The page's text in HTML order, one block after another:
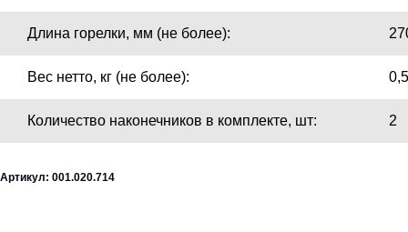
Длина горелки, мм (не более):
Вес нетто, кг (не более): 0,5
Количество наконечников в комплекте, шт: 2
Артикул: 001.020.714